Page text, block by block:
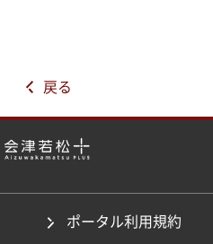
戻る
ポータル利用規約